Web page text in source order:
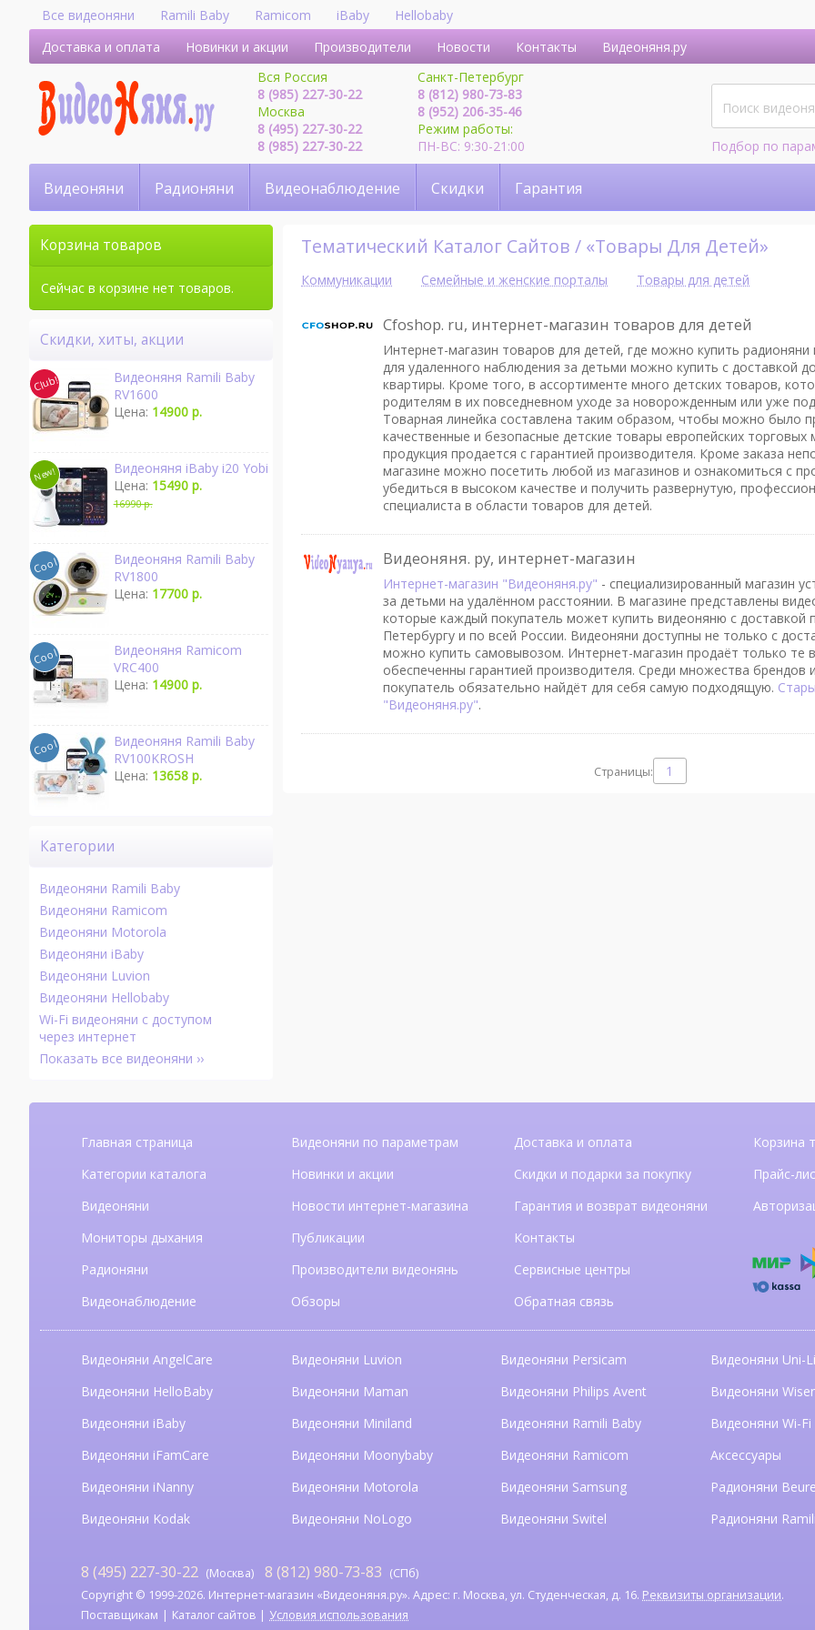
Все видеоняни Ramili Baby Ramicom iBaby
Hellobaby
Доставка и оплата
Новинки и акции Производители Новости Контакты
Видеоняня.ру
Вся Россия
8 (985) 227-30-22
Москва
8 (495) 227-30-22
8 (985) 227-30-22
Санкт-Петербург
8 (812) 980-73-83
8 (952) 206-35-46
Режим работы:
ПН-ВС: 9:30-21:00
Подбор по
Видеоняни Радионяни Видеонаблюдение Скидки Гарантия
Тематический Каталог Сайтов / «Товары Для Детей»
Коммуникации Семейные и женские порталы Товары для детей
Cfoshop. ru, интернет-магазин товаров для детей
Интернет-магазин товаров для детей, где можно купить радионяни
для удаленного наблюдения за детьми можно купить с доставкой
квартиры. Кроме того, в ассортименте много детских товаров,
родителям в их повседневном уходе за новорожденным или уже
Товарная линейка составлена таким образом, чтобы можно было
качественные и безопасные детские товары европейских торговых
продукция продается с гарантией производителя. Кроме заказа
магазине можно посетить любой из магазинов и ознакомиться с
убедиться в высоком качестве и получить развернутую,
специалиста в области товаров для детей.
Видеоняня. ру, интернет-магазин
Интернет-магазин "Видеоняня.ру" - специализированный магазин
за детьми на удалённом расстоянии. В магазине представлены
которые каждый покупатель может купить видеоняню с доставкой
Петербургу и по всей России. Видеоняни доступны не только с
можно купить самовывозом. Интернет-магазин продаёт только те
обеспеченны гарантией производителя. Среди множества брендов
покупатель обязательно найдёт для себя самую подходящую.
"Видеоняня.ру".
1
Корзина товаров
Сейчас в корзине нет товаров.
Скидки, хиты, акции
Видеоняня Ramili Baby
RV1600
Цена: 14900 р.
Видеоняня iBaby i20 Yobi
Цена: 15490 р.
16990 р.
Видеоняня Ramili Baby
RV1800
Цена: 17700 р.
Видеоняня Ramicom
VRC400
Цена: 14900 р.
Видеоняня Ramili Baby
RV100KROSH
Цена: 13658 р.
Категории
Видеоняни Ramili Baby
Видеоняни Ramicom
Видеоняни Motorola
Видеоняни iBaby
Видеоняни Luvion
Видеоняни Hellobaby
Wi-Fi видеоняни с доступом
через интернет
Показать все видеоняни ››
Главная страница
Категории каталога
Видеоняни
Мониторы дыхания
Радионяни
Видеонаблюдение
Видеоняни по параметрам
Новинки и акции
Новости интернет-магазина
Публикации
Производители видеонянь
Обзоры
Доставка и оплата
Скидки и подарки за покупку
Гарантия и возврат видеоняни
Контакты
Сервисные центры
Обратная связь
Корзина
Прайс-
Видеоняни AngelCare
Видеоняни HelloBaby
Видеоняни iBaby
Видеоняни iFamCare
Видеоняни iNanny
Видеоняни Kodak
Видеоняни Luvion
Видеоняни Maman
Видеоняни Miniland
Видеоняни Moonybaby
Видеоняни Motorola
Видеоняни NoLogo
Видеоняни Persicam
Видеоняни Philips Avent
Видеоняни Ramili Baby
Видеоняни Ramicom
Видеоняни Samsung
Видеоняни Switel
Видеоняни Uni-
Видеоняни
Видеоняни Wi-Fi
Аксессуары
Радионяни
Радионяни Ramili
8 (495) 227-30-22 (Москва) 8 (812) 980-73-83 (СПб)
Copyright © 1999-2026. Интернет-магазин «Видеоняня.ру». Адрес: г. Москва, ул. Студенческая, д. 16. Реквизиты организации.
Поставщикам
Каталог сайтов Условия использования